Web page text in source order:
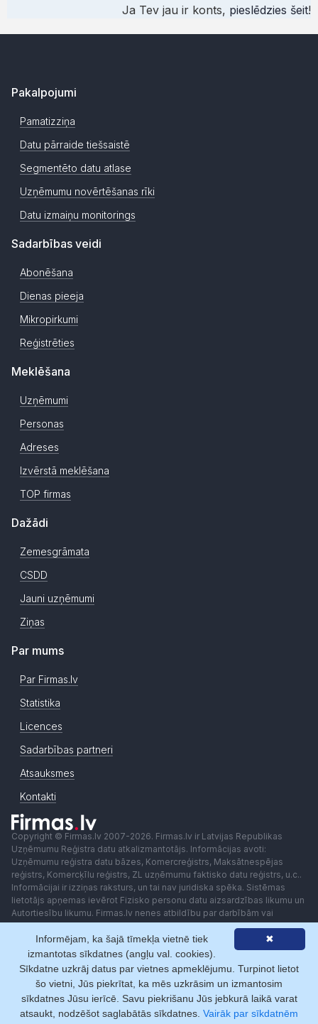
Ja Tev jau ir konts, pieslēdzies šeit!
Pakalpojumi
Pamatizziņa
Datu pārraide tiešsaistē
Segmentēto datu atlase
Uzņēmumu novērtēšanas rīki
Datu izmaiņu monitorings
Sadarbības veidi
Abonēšana
Dienas pieeja
Mikropirkumi
Reģistrēties
Meklēšana
Uzņēmumi
Personas
Adreses
Izvērstā meklēšana
TOP firmas
Dažādi
Zemesgrāmata
CSDD
Jauni uzņēmumi
Ziņas
Par mums
Par Firmas.lv
Statistika
Licences
Sadarbības partneri
Atsauksmes
Kontakti
Copyright © Firmas.lv 2007-2026. Firmas.lv ir Latvijas Republikas
Uzņēmumu Reģistra datu atkalizmantotājs. Informācijas avoti:
Uzņēmumu reģistra datu bāzes, Komercreģistrs, Maksātnespējas
reģistrs, Komercķīlu reģistrs, ZL uzņēmumu faktisko datu reģistrs, u.c..
Informācijai ir izziņas raksturs, un tai nav juridiska spēka. Sistēmas
lietotājs apņemas ievērot Fizisko personu datu aizsardzības likumu un
Autortiesību likumu. Firmas.lv nenes atbildību par darbībām vai
lēmumiem, kas balstīti uz saņemto pakalpojumu. Lietotājam aizliegts
izmantot jebkādas automatizētas sistēmas vai iekārtas (robotus)
piekļuvei sistēmai bez rakstiskas saskaņošanas ar Firmas.lv. Galvenā
redaktore: Ingūna Pempere.
Lietošanas noteikumi
Privātuma politika Norēķini ar
✖
Informējam, ka šajā tīmekļa vietnē tiek
izmantotas sīkdatnes (angļu val. cookies).
Sīkdatne uzkrāj datus par vietnes apmeklējumu. Turpinot lietot
šo vietni, Jūs piekrītat, ka mēs uzkrāsim un izmantosim
sīkdatnes Jūsu ierīcē. Savu piekrišanu Jūs jebkurā laikā varat
atsaukt, nodzēšot saglabātās sīkdatnes. Vairāk par sīkdatnēm